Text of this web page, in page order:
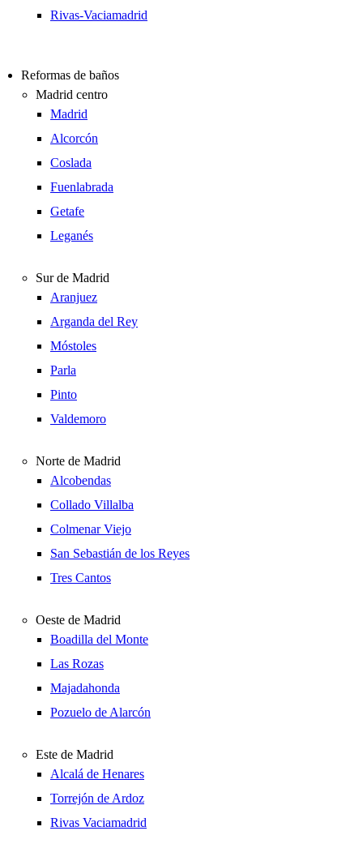
Rivas-Vaciamadrid
Reformas de baños
Madrid centro
Madrid
Alcorcón
Coslada
Fuenlabrada
Getafe
Leganés
Sur de Madrid
Aranjuez
Arganda del Rey
Móstoles
Parla
Pinto
Valdemoro
Norte de Madrid
Alcobendas
Collado Villalba
Colmenar Viejo
San Sebastián de los Reyes
Tres Cantos
Oeste de Madrid
Boadilla del Monte
Las Rozas
Majadahonda
Pozuelo de Alarcón
Este de Madrid
Alcalá de Henares
Torrejón de Ardoz
Rivas Vaciamadrid